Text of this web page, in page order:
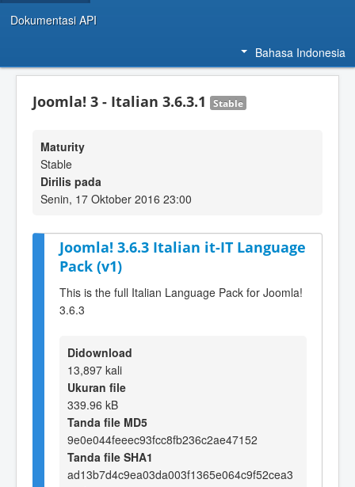
Dokumentasi API
Bahasa Indonesia
Joomla! 3 - Italian 3.6.3.1 Stable
Maturity
Stable
Dirilis pada
Senin, 17 Oktober 2016 23:00
Joomla! 3.6.3 Italian it-IT Language
Pack (v1)
This is the full Italian Language Pack for Joomla!
3.6.3
Didownload
13,897 kali
Ukuran file
339.96 kB
Tanda file MD5
9e0e044feeec93fcc8fb236c2ae47152
Tanda file SHA1
ad13b7d4c9ea03da003f1365e064c9f52cea3